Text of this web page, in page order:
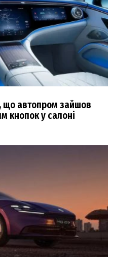
що автопром зайшов
кнопок у салоні